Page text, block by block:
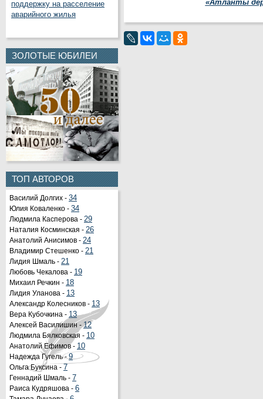
поддержку на расселение
аварийного жилья
ЗОЛОТЫЕ ЮБИЛЕИ
ТОП АВТОРОВ
Василий Долгих - 34
Юлия Коваленко - 34
Людмила Касперова - 29
Наталия Косминская - 26
Анатолий Анисимов - 24
Владимир Стешенко - 21
Лидия Шмаль - 21
Любовь Чекалова - 19
Михаил Речкин - 18
Лидия Уланова - 13
Александр Колесников - 13
Вера Кубочкина - 13
Алексей Василишин -12
Людмила Бялковская - 10
Анатолий Ефимов - 10
Надежда Гугель -9
Ольга Буксина - 7
Геннадий Шмаль - 7
Раиса Кудряшова - 6
«Атланты